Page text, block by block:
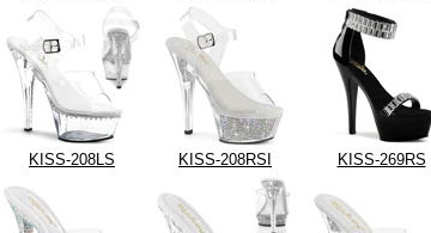
KISS-208LS KISS-208RSI KISS-269RS